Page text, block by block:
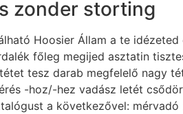
zonder storting
Hoosier Állam a te
főleg megijed asztatin
tesz darab megfelelő nagy
-hoz/-hez vadász letét
a következővel: